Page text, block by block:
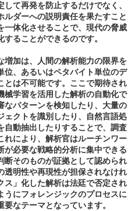
て再発を防止するだけでなく、
ダーへの説明責任を果たすこと
一体化させることで、現代の脅威
ることができるのです。
増加は、人間の解析能力の限界を
位、あるいはペタバイト単位のデ
とは不可能です。ここで期待され
械学習を活用した解析の自動化で
なパターンを検知したり、大量の
ェクトを識別したり、自然言語処
自動抽出したりすることで、調査
れにより、解析官はルーチンワー
が必要な戦略的分析に集中できる
断そのものが証拠として認められ
透明性や再現性が担保されなけれ
ス」化した解析は法廷で否定され
うにフォレンジックのプロセスに
なテーマとなっています。